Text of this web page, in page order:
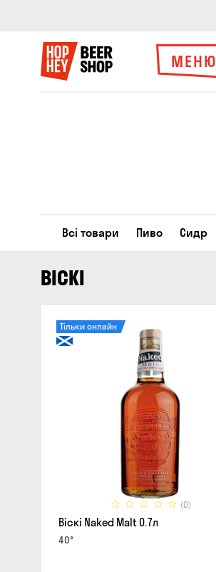
МЕНЮ
Всі товари Пиво Сидр
ВІСКІ
(0)
Тільки онлайн
Віскі Naked Malt 0.7л
40°